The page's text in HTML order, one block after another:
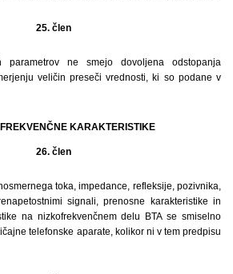
25. člen
parametrov ne smejo dovoljena odstopanja
veličin preseči vrednosti, ki so podane v
KARAKTERISTIKE
26. člen
toka, impedance, refleksije, pozivnika,
signali, prenosne karakteristike in
na nizkofrekvenčnem delu BTA se smiselno
telefonske aparate, kolikor ni v tem predpisu